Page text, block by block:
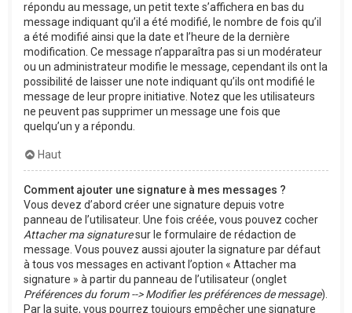
répondu au message, un petit texte s’affichera en bas du
message indiquant qu’il a été modifié, le nombre de fois qu’il
a été modifié ainsi que la date et l’heure de la dernière
modification. Ce message n’apparaîtra pas si un modérateur
ou un administrateur modifie le message, cependant ils ont la
possibilité de laisser une note indiquant qu’ils ont modifié le
message de leur propre initiative. Notez que les utilisateurs
ne peuvent pas supprimer un message une fois que
quelqu’un y a répondu.
Haut
Comment ajouter une signature à mes messages ?
Vous devez d’abord créer une signature depuis votre
panneau de l’utilisateur. Une fois créée, vous pouvez cocher
Attacher ma signaturesur le formulaire de rédaction de
message. Vous pouvez aussi ajouter la signature par défaut
à tous vos messages en activant l’option « Attacher ma
signature » à partir du panneau de l’utilisateur (onglet
Préférences du forum --> Modifier les préférences de message).
Par la suite, vous pourrez toujours empêcher une signature